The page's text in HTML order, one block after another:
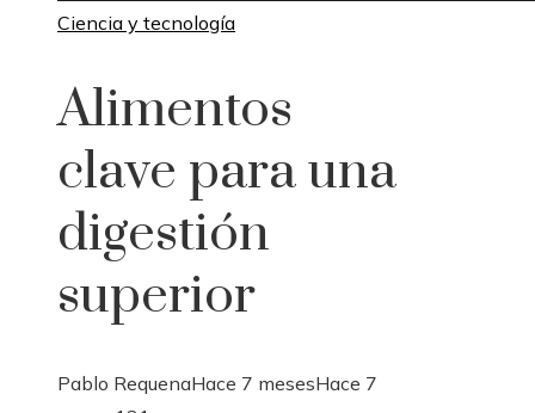
Ciencia y tecnología
Alimentos
clave para una
digestión
superior
Pablo RequenaHace 7 mesesHace 7